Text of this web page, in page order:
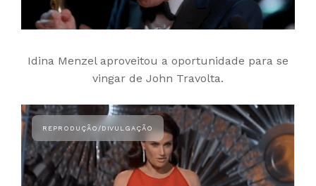
Idina Menzel aproveitou a oportunidade para se
vingar de John Travolta.